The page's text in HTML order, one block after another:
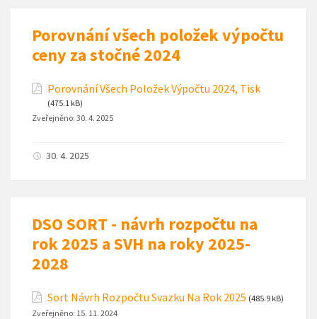
Porovnání všech položek výpočtu
ceny za stočné 2024
Porovnání Všech Položek Výpočtu 2024, Tisk
(475.1 kB)
Zveřejněno: 30. 4. 2025
30. 4. 2025
DSO SORT - návrh rozpočtu na
rok 2025 a SVH na roky 2025-
2028
Sort Návrh Rozpočtu Svazku Na Rok 2025 (485.9 kB)
Zveřejněno: 15. 11. 2024